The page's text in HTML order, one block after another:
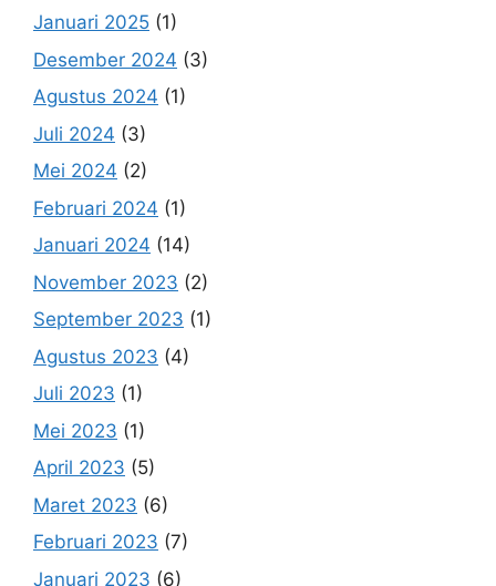
Januari 2025 (1)
Desember 2024 (3)
Agustus 2024 (1)
Juli 2024 (3)
Mei 2024 (2)
Februari 2024 (1)
Januari 2024 (14)
November 2023 (2)
September 2023 (1)
Agustus 2023 (4)
Juli 2023 (1)
Mei 2023 (1)
April 2023 (5)
Maret 2023 (6)
Februari 2023 (7)
Januari 2023 (6)